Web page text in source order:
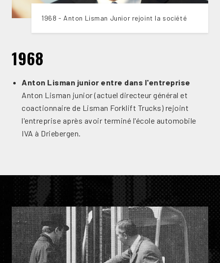
1968 - Anton Lisman Junior rejoint la société
1968
Anton Lisman junior entre dans l'entreprise
Anton Lisman junior (actuel directeur général et
coactionnaire de Lisman Forklift Trucks) rejoint
l'entreprise après avoir terminé l'école automobile
IVA à Driebergen.